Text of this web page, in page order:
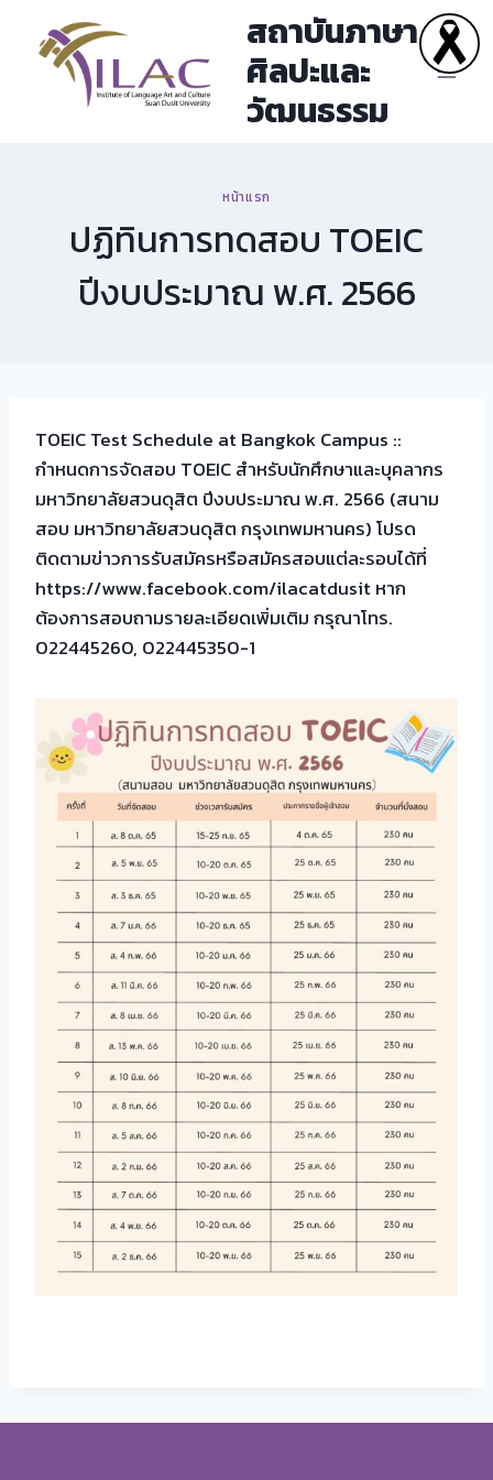
content
สถาบันภาษา
ศิลปะและ
วัฒนธรรม
หน้าแรก
ปฏิทินการทดสอบ TOEIC
ปีงบประมาณ พ.ศ. 2566
TOEIC Test Schedule at Bangkok Campus ::
กำหนดการจัดสอบ TOEIC สำหรับนักศึกษาและบุคลากร
มหาวิทยาลัยสวนดุสิต ปีงบประมาณ พ.ศ. 2566 (สนาม
สอบ มหาวิทยาลัยสวนดุสิต กรุงเทพมหานคร) โปรด
ติดตามข่าวการรับสมัครหรือสมัครสอบแต่ละรอบได้ที่
https://www.facebook.com/ilacatdusit หาก
ต้องการสอบถามรายละเอียดเพิ่มเติม กรุณาโทร.
022445260, 022445350-1